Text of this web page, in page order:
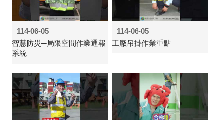
114-06-05
智慧防災─局限空間作業通報
系統
114-06-05
工廠吊掛作業重點